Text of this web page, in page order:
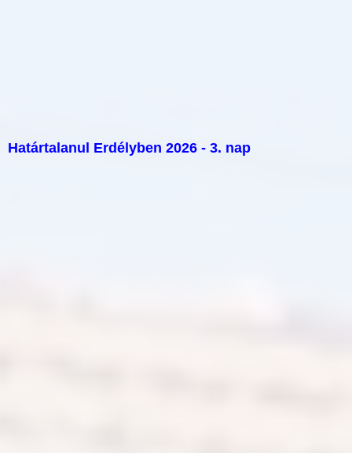
Határtalanul Erdélyben 2026 - 3. nap